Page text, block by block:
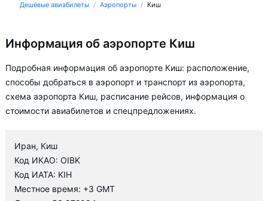
Дешёвые авиабилеты Аэропорты Киш
Информация об аэропорте Киш
Подробная информация об аэропорте Киш: расположение,
способы добраться в аэропорт и транспорт из аэропорта,
схема аэропорта Киш, расписание рейсов, информация о
стоимости авиабилетов и спецпредложениях.
Иран, Киш
Код ИКАО: OIBK
Код ИАТА: KIH
Местное время: +3 GMT